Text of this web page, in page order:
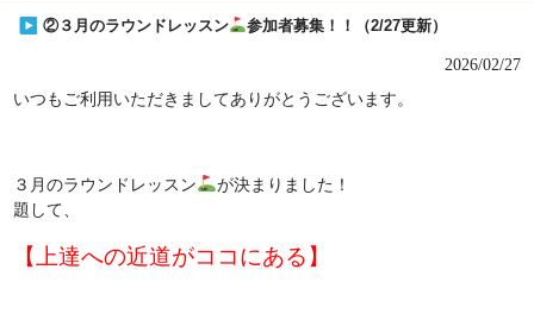
②３月のラウンドレッスン 参加者募集！！（2/27更新）
2026/02/27
いつもご利用いただきましてありがとうございます。
３月のラウンドレッスン
が決まりました！
題して、
【上達への近道がココにある】